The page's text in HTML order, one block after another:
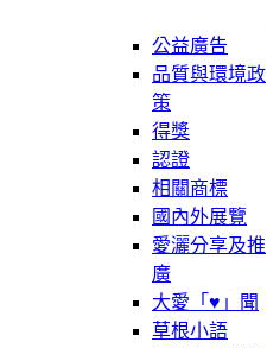
公益廣告
品質與環境政
策
得獎
認證
相關商標
國內外展覽
愛灑分享及推
廣
大愛「♥」聞
草根小語